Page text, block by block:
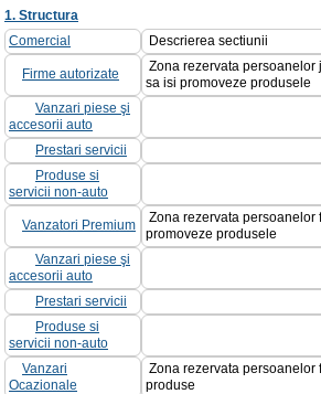
1. Structura
Comercial
Descrierea sectiunii
Firme autorizate
Zona rezervata persoanelor
sa isi promoveze produsele
Vanzari piese şi
accesorii auto
Prestari servicii
Produse si
servicii non-auto
Vanzatori Premium
Zona rezervata persoanelor
promoveze produsele
Vanzari piese şi
accesorii auto
Prestari servicii
Produse si
servicii non-auto
Vanzari
Ocazionale
Zona rezervata persoanelor
produse